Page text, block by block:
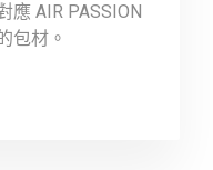
應 AIR PASSION
包材。